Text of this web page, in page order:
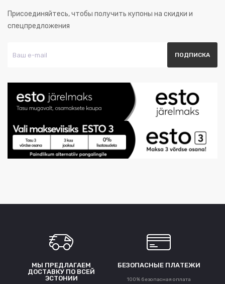
Присоединяйтесь, чтобы получить купоны на скидки и
спецпредложения
МЫ ПРЕДЛАГАЕМ
ДОСТАВКУ ПО ВСЕЙ
ЭСТОНИИ
БЕЗОПАСНЫЕ ПЛАТЕЖИ
100% безопасная оплата